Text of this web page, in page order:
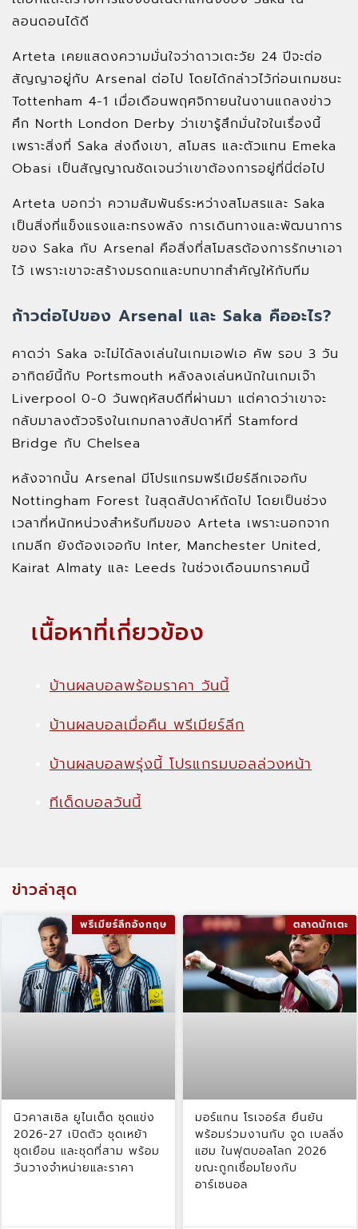
ลอนดอนได้ดี
Arteta เคยแสดงความมั่นใจว่าดาวเตะวัย 24 ปีจะต่อ
สัญญาอยู่กับ Arsenal ต่อไป โดยได้กล่าวไว้ก่อนเกมชนะ
Tottenham 4-1 เมื่อเดือนพฤศจิกายนในงานแถลงข่าว
ศึก North London Derby ว่าเขารู้สึกมั่นใจในเรื่องนี้
เพราะสิ่งที่ Saka ส่งถึงเขา, สโมสร และตัวแทน Emeka
Obasi เป็นสัญญาณชัดเจนว่าเขาต้องการอยู่ที่นี่ต่อไป
Arteta บอกว่า ความสัมพันธ์ระหว่างสโมสรและ Saka
เป็นสิ่งที่แข็งแรงและทรงพลัง การเดินทางและพัฒนาการ
ของ Saka กับ Arsenal คือสิ่งที่สโมสรต้องการรักษาเอา
ไว้ เพราะเขาจะสร้างมรดกและบทบาทสำคัญให้กับทีม
ก้าวต่อไปของ Arsenal และ Saka คืออะไร?
คาดว่า Saka จะไม่ได้ลงเล่นในเกมเอฟเอ คัพ รอบ 3 วัน
อาทิตย์นี้กับ Portsmouth หลังลงเล่นหนักในเกมเจ๊า
Liverpool 0-0 วันพฤหัสบดีที่ผ่านมา แต่คาดว่าเขาจะ
กลับมาลงตัวจริงในเกมกลางสัปดาห์ที่ Stamford
Bridge กับ Chelsea
หลังจากนั้น Arsenal มีโปรแกรมพรีเมียร์ลีกเจอกับ
Nottingham Forest ในสุดสัปดาห์ถัดไป โดยเป็นช่วง
เวลาที่หนักหน่วงสำหรับทีมของ Arteta เพราะนอกจาก
เกมลีก ยังต้องเจอกับ Inter, Manchester United,
Kairat Almaty และ Leeds ในช่วงเดือนมกราคมนี้
เนื้อหาที่เกี่ยวข้อง
บ้านผลบอลพร้อมราคา วันนี้
บ้านผลบอลเมื่อคืน พรีเมียร์ลีก
บ้านผลบอลพรุ่งนี้ โปรแกรมบอลล่วงหน้า
ทีเด็ดบอลวันนี้
ข่าวล่าสุด
พรีเมียร์ลีกอังกฤษ
นิวคาสเซิล ยูไนเต็ด ชุดแข่ง
2026-27 เปิดตัว ชุดเหย้า
ชุดเยือน และชุดที่สาม พร้อม
วันวางจำหน่ายและราคา
ตลาดนักเตะ
มอร์แกน โรเจอร์ส ยืนยัน
พร้อมร่วมงานกับ จูด เบลลิ่ง
แฮม ในฟุตบอลโลก 2026
ขณะถูกเชื่อมโยงกับ
อาร์เซนอล